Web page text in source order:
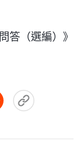
（選編）》